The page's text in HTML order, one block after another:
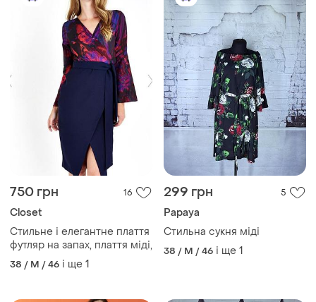
750 грн 16
Стильне і елегантне плаття
футляр на запах, плаття міді,
і ще 1
299 грн 5
Papaya
Стильна сукня міді
38 / M / 46 і ще